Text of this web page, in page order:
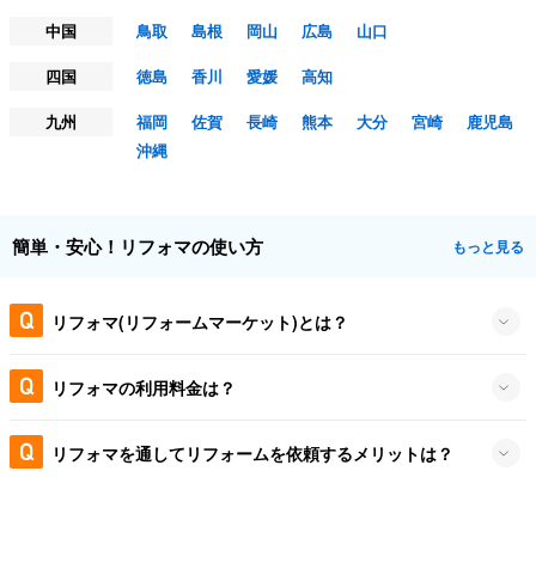
中国
鳥取 島根 岡山 広島
山口
四国
徳島 香川 愛媛
高知
九州
福岡 佐賀 長崎 熊本 大分 宮崎
鹿児島
沖縄
簡単・安心！リフォマの使い方 もっと見る
リフォマ(リフォームマーケット)とは？
リフォマの利用料金は？
リフォマを通してリフォームを依頼するメリットは？